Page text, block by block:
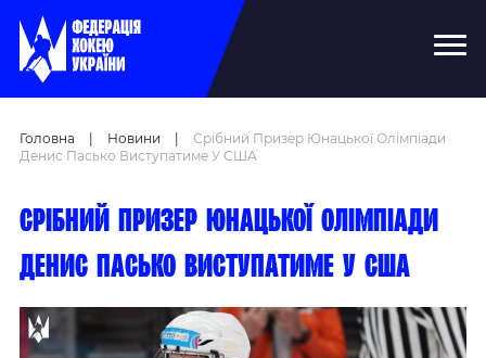
Головна Новини
Срібний Призер Юнацької Олімпіади
Денис Пасько Виступатиме У США
Срібний призер юнацької Олімпіади
Денис Пасько виступатиме у США